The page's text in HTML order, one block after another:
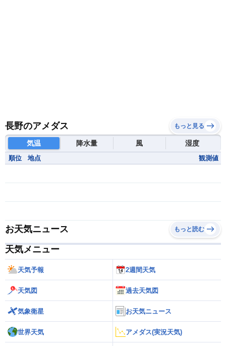
長野のアメダス もっと見る
気温 降水量 風 湿度
順位 地点 観測値
お天気ニュース もっと読む
天気メニュー
天気予報 2週間天気
天気図 過去天気図
気象衛星 お天気ニュース
世界天気 アメダス(実況天気)